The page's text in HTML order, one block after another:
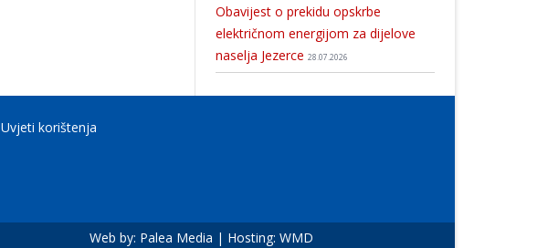
Obavijest o prekidu opskrbe
električnom energijom za dijelove
naselja Jezerce 28.07.2026
Uvjeti korištenja
Web by: Palea Media | Hosting: WMD